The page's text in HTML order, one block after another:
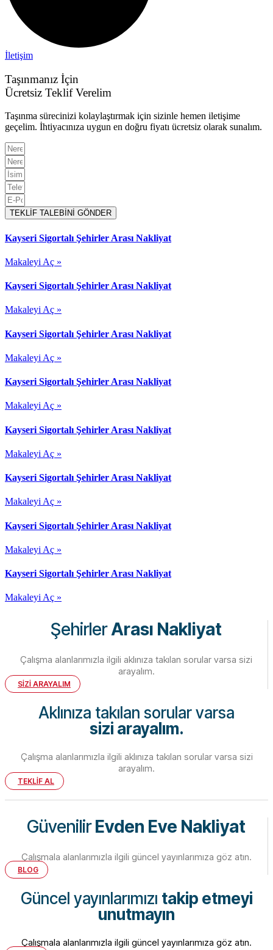
İletişim
Taşınmanız İçin
Ücretsiz Teklif Verelim
Taşınma sürecinizi kolaylaştırmak için sizinle hemen iletişime
geçelim. İhtiyacınıza uygun en doğru fiyatı ücretsiz olarak sunalım.
TEKLİF TALEBİNİ GÖNDER
Kayseri Sigortalı Şehirler Arası Nakliyat
Makaleyi Aç »
Kayseri Sigortalı Şehirler Arası Nakliyat
Makaleyi Aç »
Kayseri Sigortalı Şehirler Arası Nakliyat
Makaleyi Aç »
Kayseri Sigortalı Şehirler Arası Nakliyat
Makaleyi Aç »
Kayseri Sigortalı Şehirler Arası Nakliyat
Makaleyi Aç »
Kayseri Sigortalı Şehirler Arası Nakliyat
Makaleyi Aç »
Kayseri Sigortalı Şehirler Arası Nakliyat
Makaleyi Aç »
Kayseri Sigortalı Şehirler Arası Nakliyat
Makaleyi Aç »
ŞehirlerArası Nakliyat
Çalışma alanlarımızla ilgili aklınıza takılan sorular varsa sizi
arayalım.
SİZİ ARAYALIM
Aklınıza takılan sorular varsa
sizi arayalım.
Çalışma alanlarımızla ilgili aklınıza takılan sorular varsa sizi
arayalım.
TEKLİF AL
GüvenilirEvden Eve Nakliyat
Çalışmala alanlarımızla ilgili güncel yayınlarımıza göz atın.
BLOG
Güncel yayınlarımızı takip etmeyi
unutmayın
Çalışmala alanlarımızla ilgili güncel yayınlarımıza göz atın.